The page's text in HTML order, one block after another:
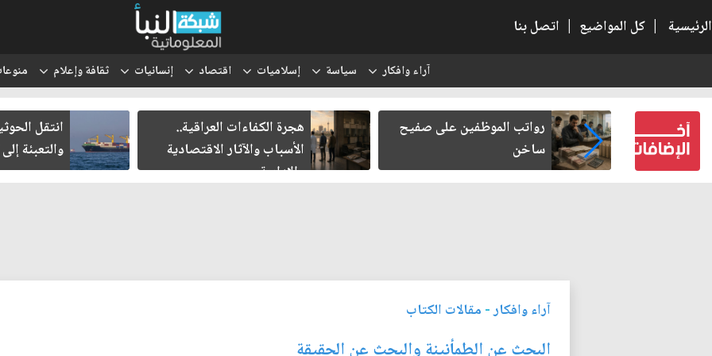
الرئيسية | كل المواضيع | اتصل بنا
آراء وافكار سياسة إسلاميات اقتصاد إنسانيات ثقافة وإعلام
خادم زوار الأربعين كتب لنفسه
فخرا لا يزول
الفساد وسقوط الحضارات
والدول
رواتب الموظفين على
ساخن
آراء وافكار- مقالات الكتاب